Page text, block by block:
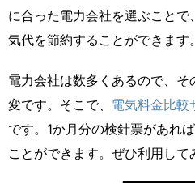
に合った電力会社を選ぶこと
気代を節約することができます。
電力会社は数多くあるので、
変です。そこで、 電気料金比較
です。1か月分の検針票があれ
ことができます。ぜひ利用して